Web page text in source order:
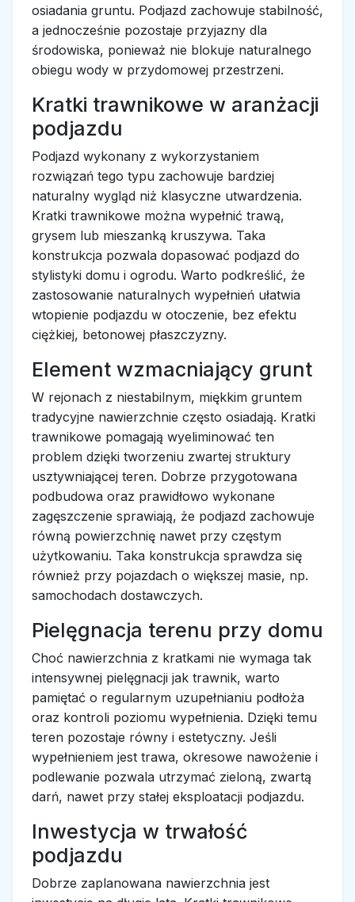
osiadania gruntu. Podjazd zachowuje stabilność,
a jednocześnie pozostaje przyjazny dla
środowiska, ponieważ nie blokuje naturalnego
obiegu wody w przydomowej przestrzeni.
Kratki trawnikowe w aranżacji
podjazdu
Podjazd wykonany z wykorzystaniem
rozwiązań tego typu zachowuje bardziej
naturalny wygląd niż klasyczne utwardzenia.
Kratki trawnikowe można wypełnić trawą,
grysem lub mieszanką kruszywa. Taka
konstrukcja pozwala dopasować podjazd do
stylistyki domu i ogrodu. Warto podkreślić, że
zastosowanie naturalnych wypełnień ułatwia
wtopienie podjazdu w otoczenie, bez efektu
ciężkiej, betonowej płaszczyzny.
Element wzmacniający grunt
W rejonach z niestabilnym, miękkim gruntem
tradycyjne nawierzchnie często osiadają. Kratki
trawnikowe pomagają wyeliminować ten
problem dzięki tworzeniu zwartej struktury
usztywniającej teren. Dobrze przygotowana
podbudowa oraz prawidłowo wykonane
zagęszczenie sprawiają, że podjazd zachowuje
równą powierzchnię nawet przy częstym
użytkowaniu. Taka konstrukcja sprawdza się
również przy pojazdach o większej masie, np.
samochodach dostawczych.
Pielęgnacja terenu przy domu
Choć nawierzchnia z kratkami nie wymaga tak
intensywnej pielęgnacji jak trawnik, warto
pamiętać o regularnym uzupełnianiu podłoża
oraz kontroli poziomu wypełnienia. Dzięki temu
teren pozostaje równy i estetyczny. Jeśli
wypełnieniem jest trawa, okresowe nawożenie i
podlewanie pozwala utrzymać zieloną, zwartą
darń, nawet przy stałej eksploatacji podjazdu.
Inwestycja w trwałość
podjazdu
Dobrze zaplanowana nawierzchnia jest